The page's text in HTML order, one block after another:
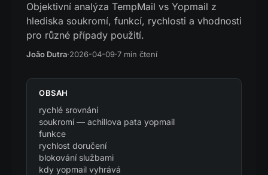
Objektivní analýza TempMail vs Yopmail z
hlediska soukromí, funkcí, rychlosti a vhodnosti
pro různé případy použití.
João Dutra·2026-04-09·7 min čtení
OBSAH
rychlé srovnání
soukromí — achillova pata yopmail
funkce
rychlost doručení
blokování službami
kdy yopmail vyhrává